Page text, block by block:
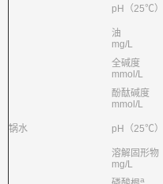
pH（25℃）
油
mg/L
锅水
全碱度
mmol/L
酚酞碱度
mmol/L
pH（25℃）
溶解固形物
mg/L
a